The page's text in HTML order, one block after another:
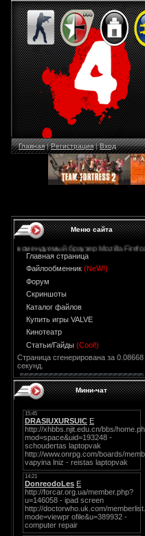
Главная|Регистрация|Вход
Меню сайта
браузер Mozilla Firefox
Главная страница
Файлообменник (NeW!)
Форум
Скриншоты
Каталог файлов
Купить игры VALVE
Кинотеатр
Статьи/Гайды (Cool!)
Страница сгенерирована за 0.08668
секунд.
Мини-чат